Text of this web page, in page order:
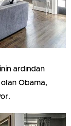
ardından
Obama,